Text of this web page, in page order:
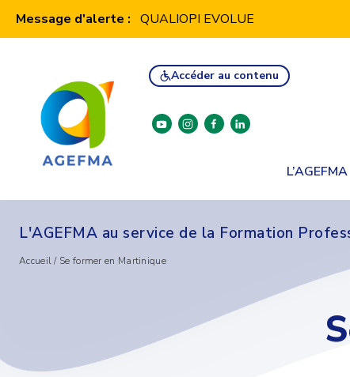
Message d'alerte : QUALIOPI EVOLUE
Accéder au contenu
youtubeinstagram
facebooklinkedin
L’AGEFMA
L'AGEFMA au service de la Formation
Accueil/ Se former en Martinique